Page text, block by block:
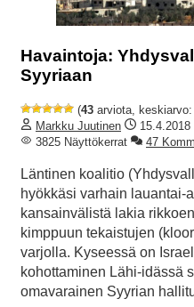
Havaintoja:
Syyriaan
(43 arviota, keskiarvo:
Markku Juutinen
15.4.2018
3825 Näyttökerrat
47
Läntinen koalitio
hyökkäsi varhain lauantai-
kansainvälistä lakia
kimppuun tekaistujen
varjolla. Kyseessä on
kohottaminen Lähi-idässä
omavarainen Syyrian